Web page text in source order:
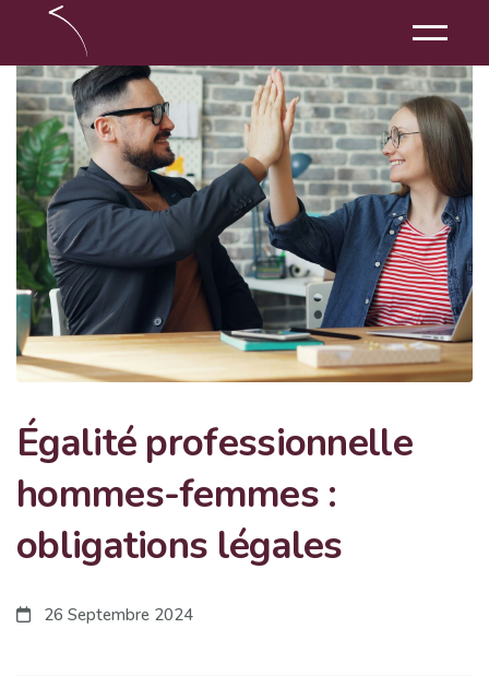
Égalité professionnelle
hommes-femmes :
obligations légales
26 Septembre 2024